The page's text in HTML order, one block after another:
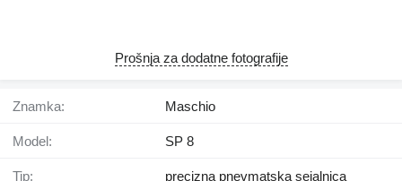
Prošnja za dodatne fotografije
Znamka: Maschio
Model: SP 8
Tip: precizna pnevmatska sejalnica